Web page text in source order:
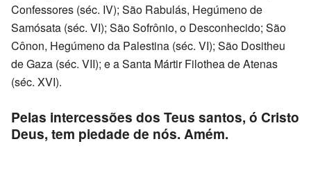
Confessores (séc. IV); São Rabulás, Hegúmeno de
Samósata (séc. VI); São Sofrônio, o Desconhecido; São
Cônon, Hegúmeno da Palestina (séc. VI); São Dositheu
de Gaza (séc. VII); e a Santa Mártir Filothea de Atenas
(séc. XVI).
Pelas intercessões dos Teus santos, ó Cristo
Deus, tem piedade de nós. Amém.